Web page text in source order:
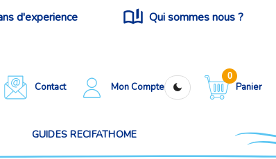
d'experience Qui sommes nous ?
Contact Mon Compte
0
Panier
GUIDES RECIFATHOME